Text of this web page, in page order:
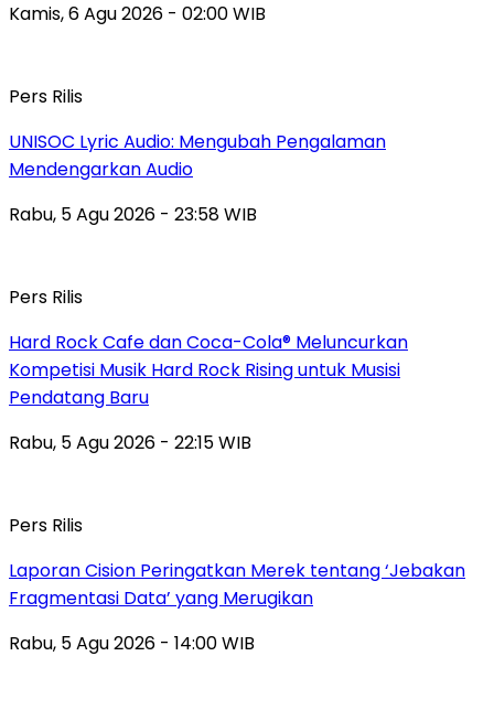
Kamis, 6 Agu 2026 - 02:00 WIB
Pers Rilis
UNISOC Lyric Audio: Mengubah Pengalaman
Mendengarkan Audio
Rabu, 5 Agu 2026 - 23:58 WIB
Pers Rilis
Hard Rock Cafe dan Coca-Cola® Meluncurkan
Kompetisi Musik Hard Rock Rising untuk Musisi
Pendatang Baru
Rabu, 5 Agu 2026 - 22:15 WIB
Pers Rilis
Laporan Cision Peringatkan Merek tentang ‘Jebakan
Fragmentasi Data’ yang Merugikan
Rabu, 5 Agu 2026 - 14:00 WIB